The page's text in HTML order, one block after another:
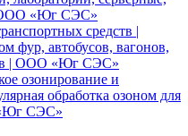
«Юг СЭС»
средств |
фур, автобусов, вагонов,
| ООО «Юг СЭС»
озонирование и
обработка озоном для
СЭС»